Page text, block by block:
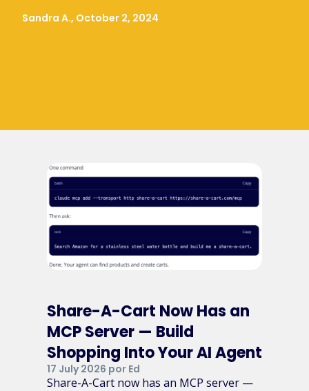
Sandra A., October 2, 2024
Share-A-Cart Now Has an
MCP Server — Build
Shopping Into Your AI Agent
17 July 2026 por Ed
Share-A-Cart now has an MCP server —